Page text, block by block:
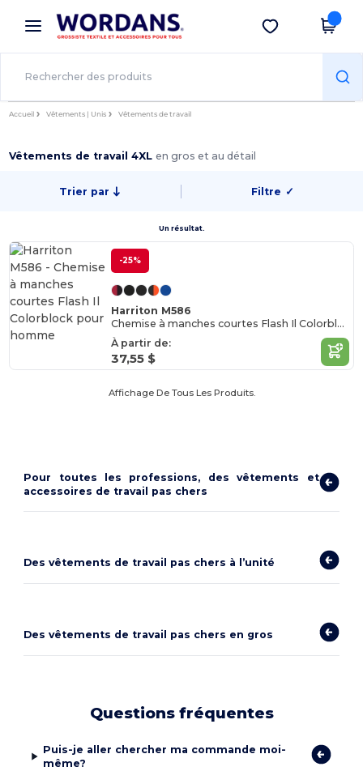
× Appli Wordans
Meilleurs prix sur l’app !
Obtenir l'appli
Accueil Vêtements | Unis Vêtements de travail
Vêtements de travail 4XLen gros et au détail
Trier par Filtre ✓
Un résultat.
-25%
Harriton M586
Chemise à manches courtes Flash Il Colorblock pour homme
À partir de:
37,55 $
Affichage De Tous Les Produits.
Pour toutes les professions, des vêtements et
accessoires de travail pas chers
Desvêtements de travail pas chers à l’unité
Desvêtements de travail pas chers en gros
Questions fréquentes
Puis-je aller chercher ma commande moi-
même?